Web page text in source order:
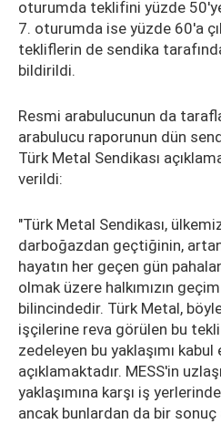
oturumda teklifini yüzde
7. oturumda ise yüzde 60'a
tekliflerin de sendika
bildirildi.
Resmi arabulucunun da
arabulucu raporunun dün
Türk Metal Sendikası
verildi:
"Türk Metal Sendikası,
darboğazdan geçtiğinin,
hayatın her geçen gün
olmak üzere halkımızın geçim
bilincindedir. Türk Metal,
işçilerine reva görülen bu
zedeleyen bu yaklaşımı
açıklamaktadır. MESS'in
yaklaşımına karşı iş
ancak bunlardan da bir sonuç